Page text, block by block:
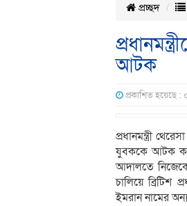
প্রচ্ছদ
আটক
প্রকাশিত হয়েছে :
প্রধানমন্ত্রী
যুবককে আটক
আদালতে নিজেকে
চালিয়ে ব্রিটিশ
ইমরান নামের